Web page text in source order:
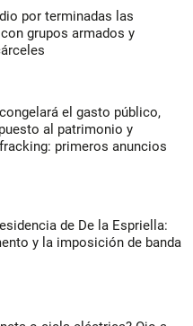
por terminadas las
grupos armados y
el gasto público,
al patrimonio y
primeros anuncios
de De la Espriella:
y la imposición de banda